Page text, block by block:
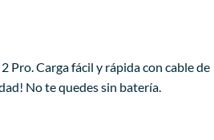
Pro. Carga fácil y rápida con cable de
No te quedes sin batería.